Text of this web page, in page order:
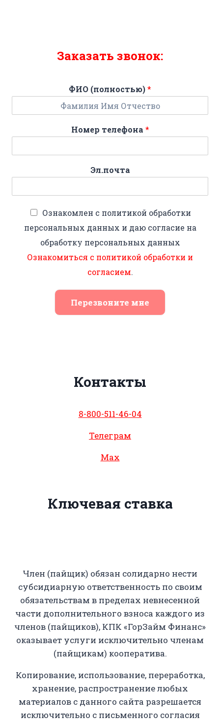
Заказать звонок:
ФИО (полностью)*
Номер телефона *
Эл.почта
Ознакомлен с политикой обработки
персональных данных и даю согласие на
обработку персональных данных
Ознакомиться с политикой обработки и
согласием.
Перезвоните мне
Контакты
8-800-511-46-04
Телеграм
Max
Ключевая ставка
Член (пайщик) обязан солидарно нести
субсидиарную ответственность по своим
обязательствам в пределах невнесенной
части дополнительного взноса каждого из
членов (пайщиков), КПК «ГорЗайм Финанс»
оказывает услуги исключительно членам
(пайщикам) кооператива.
Копирование, использование, переработка,
хранение, распространение любых
материалов с данного сайта разрешается
исключительно с письменного согласия